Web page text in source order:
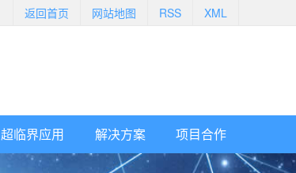
返回首页 网站地图 RSS XML
超临界应用 解决方案 项目合作